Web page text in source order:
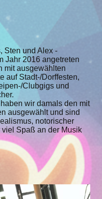
Sten und Alex -
Jahr 2016 angetreten
mit ausgewählten
auf Stadt-/Dorffesten,
Clubgigs und
wir damals den mit
ausgewählt und sind
notorischer
Spaß an der Musik